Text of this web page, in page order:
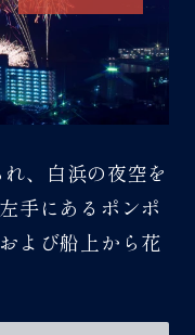
、白浜の夜空を
手にあるポンポ
よび船上から花